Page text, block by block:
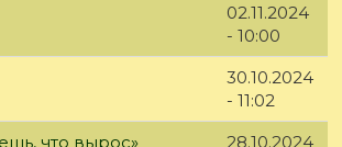
02.11.2024
- 10:00
30.10.2024
- 11:02
что вырос»
28.10.2024